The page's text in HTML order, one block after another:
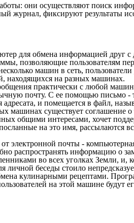
они осуществляют поиск
журнал, фиксируют результаты
для обмена информацией друг
позволяющие пользователям
машин в сеть,
находящихся на разных машинах.
практически с любой
почту. С ее помощью письмо -
и помещается в файл,
машинах существует соглашение о
общими интересами, хочет
на это имя, рассылаются
электронной почты -
распространять информацию о
во всех уголках Земли, и,
беседы стоило
кулинарными рецептами.
на этой машине будут